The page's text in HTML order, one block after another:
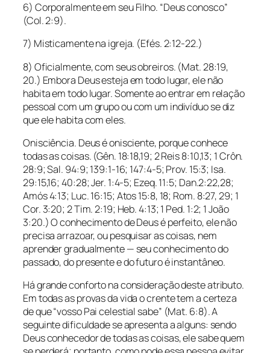
6) Corporalmente em seu Filho. “Deus conosco”
(Col. 2:9).
7) Misticamente na igreja. (Efés. 2:12-22.)
8) Oficialmente, com seus obreiros. (Mat. 28:19,
20.) Embora Deus esteja em todo lugar, ele não
habita em todo lugar. Somente ao entrar em relação
pessoal com um grupo ou com um indivíduo se diz
que ele habita com eles.
Onisciência. Deus é onisciente, porque conhece
todas as coisas. (Gên. 18:18,19; 2 Reis 8:10,13; 1 Crôn.
28:9; Sal. 94:9; 139:1-16; 147:4-5; Prov. 15:3; Isa.
29:15,16; 40:28; Jer. 1:4-5; Ezeq. 11:5; Dan.2:22,28;
Amós 4:13; Luc. 16:15; Atos 15:8, 18; Rom. 8:27, 29; 1
Cor. 3:20; 2 Tim. 2:19; Heb. 4:13; 1 Ped. 1:2; 1 João
3:20.) O conhecimento de Deus é perfeito, ele não
precisa arrazoar, ou pesquisar as coisas, nem
aprender gradualmente — seu conhecimento do
passado, do presente e do futuro é instantâneo.
Há grande conforto na consideração deste atributo.
Em todas as provas da vida o crente tem a certeza
de que “vosso Pai celestial sabe” (Mat. 6:8). A
seguinte dificuldade se apresenta a alguns: sendo
Deus conhecedor de todas as coisas, ele sabe quem